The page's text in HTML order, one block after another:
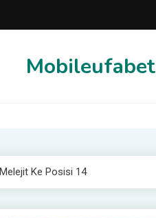
Mobileufabet
Ke Posisi 14